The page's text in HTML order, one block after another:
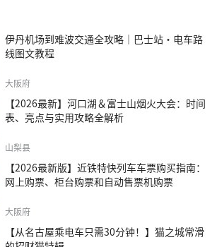
伊丹机场到难波交通全攻略｜巴士站・电车路
线图文教程
大阪府
【2026最新】河口湖＆富士山烟火大会：时间
表、亮点与实用攻略全解析
山梨县
【2026最新版】近铁特快列车车票购买指南：
网上购票、柜台购票和自动售票机购票
大阪府
【从名古屋乘电车只需30分钟！】猫之城常滑